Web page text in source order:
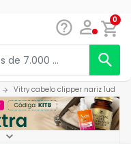
0
Vitry cabelo clipper nariz 1ud